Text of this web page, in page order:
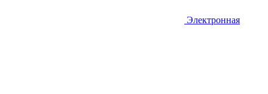
Электронная